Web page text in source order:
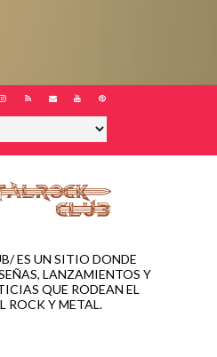
ES UN SITIO DONDE
LANZAMIENTOS Y
QUE RODEAN EL
ROCK Y METAL.